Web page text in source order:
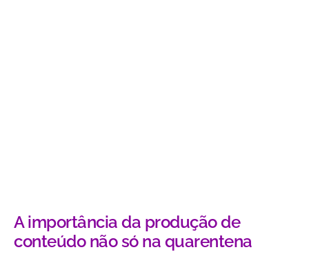
A importância da produção de
conteúdo não só na quarentena